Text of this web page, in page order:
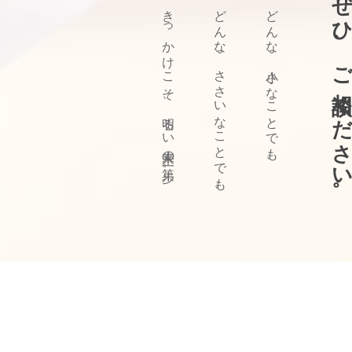
ぜひ、ご相
どんな、小さなことでも、
どんな、ささいなことでも、
きっかけこそ、明るい未来の第一歩。